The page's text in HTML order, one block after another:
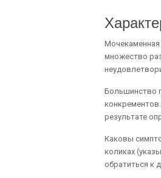
Мочекаменная
множество
Большинство
результате
Каковы
коликах
обратиться к